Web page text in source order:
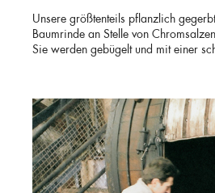
Unsere größtenteils pflanzlich
Baumrinde an Stelle von
Sie werden gebügelt und mit einer